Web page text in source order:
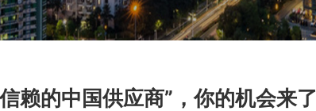
赖的中国供应商”，你的机会来了